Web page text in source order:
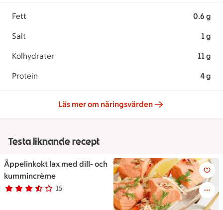
Fett 0.6 g
Salt 1 g
Kolhydrater 11 g
Protein 4 g
Läs mer om näringsvärden
Testa liknande recept
Äppelinkokt lax med dill- och
kummincrème
Betyg 3.5 av 5. 15
15 personer har röstat
Äppelinkokt lax med dill- och